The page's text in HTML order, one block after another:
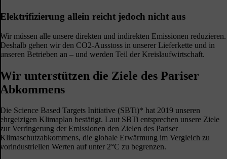
Elektrifizierung allein reicht jedoch nicht aus
Wir müssen alle unsere direkten und indirekten Emissionen reduzieren.
Deshalb gehen wir den CO2-Ausstoss in unserer Lieferkette und in
unseren Betrieben an – und werden Teil der Kreislaufwirtschaft.
Wir unterstützen die Ziele des Pariser
Abkommens
Die Science Based Targets Initiative (SBTi)* hat 2019 unseren
ehrgeizigen Klimaplan bestätigt. Laut SBTi entsprechen unsere Ziele
zur Verringerung der Emissionen den Zielen des Pariser
Klimaschutzabkommens, die globale Erwärmung im Vergleich zu
vorindustriellen Werten auf unter 2°C zu begrenzen.